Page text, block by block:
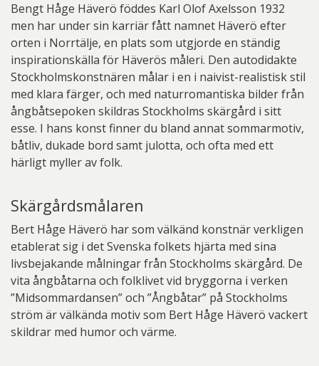
Bengt Håge Häverö föddes Karl Olof Axelsson 1932
men har under sin karriär fått namnet Häverö efter
orten i Norrtälje, en plats som utgjorde en ständig
inspirationskälla för Häverös måleri. Den autodidakte
Stockholmskonstnären målar i en i naivist-realistisk stil
med klara färger, och med naturromantiska bilder från
ångbåtsepoken skildras Stockholms skärgård i sitt
esse. I hans konst finner du bland annat sommarmotiv,
båtliv, dukade bord samt julotta, och ofta med ett
härligt myller av folk.
Skärgårdsmålaren
Bert Håge Häverö har som välkänd konstnär verkligen
etablerat sig i det Svenska folkets hjärta med sina
livsbejakande målningar från Stockholms skärgård. De
vita ångbåtarna och folklivet vid bryggorna i verken
”Midsommardansen” och ”Ångbåtar” på Stockholms
ström är välkända motiv som Bert Håge Häverö vackert
skildrar med humor och värme.